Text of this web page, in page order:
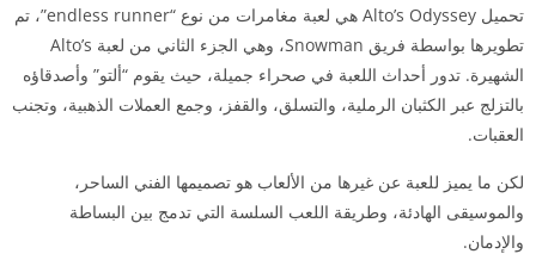
تحميل Alto’s Odyssey هي لعبة مغامرات من نوع “endless runner”، تم
تطويرها بواسطة فريق Snowman، وهي الجزء الثاني من لعبة Alto’s
الشهيرة. تدور أحداث اللعبة في صحراء جميلة، حيث يقوم “ألتو” وأصدقاؤه
بالتزلج عبر الكثبان الرملية، والتسلق، والقفز، وجمع العملات الذهبية، وتجنب
العقبات.
لكن ما يميز للعبة عن غيرها من الألعاب هو تصميمها الفني الساحر،
والموسيقى الهادئة، وطريقة اللعب السلسة التي تدمج بين البساطة
والإدمان.